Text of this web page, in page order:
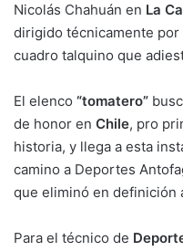
Nicolás Chahuán en La
dirigido técnicamente por
cuadro talquino que
El elenco “tomatero”
de honor en Chile, pro
historia, y llega a esta
camino a Deportes
que eliminó en definición
Para el técnico de